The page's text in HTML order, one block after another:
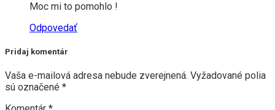
Moc mi to pomohlo !
Odpovedať
Pridaj komentár
Vaša e-mailová adresa nebude zverejnená. Vyžadované polia
sú označené *